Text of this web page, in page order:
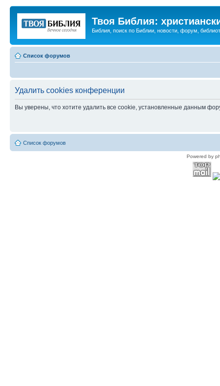
Твоя Библия:
Библия, поиск по Библии, новости, форум,
Список форумов
Удалить cookies конференции
Вы уверены, что хотите удалить все cookie, установленные данным
Список форумов
Powered by